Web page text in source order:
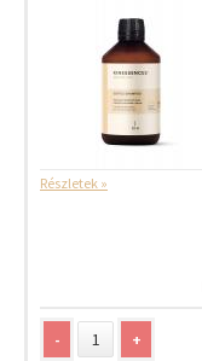
Részletek »
- +